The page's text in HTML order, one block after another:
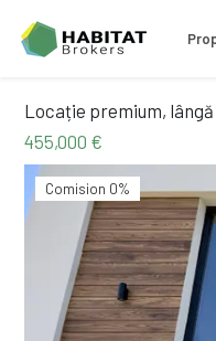
Locație premium,
455,000 €
Comision 0%